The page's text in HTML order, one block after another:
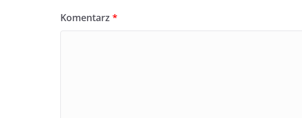
Komentarz *